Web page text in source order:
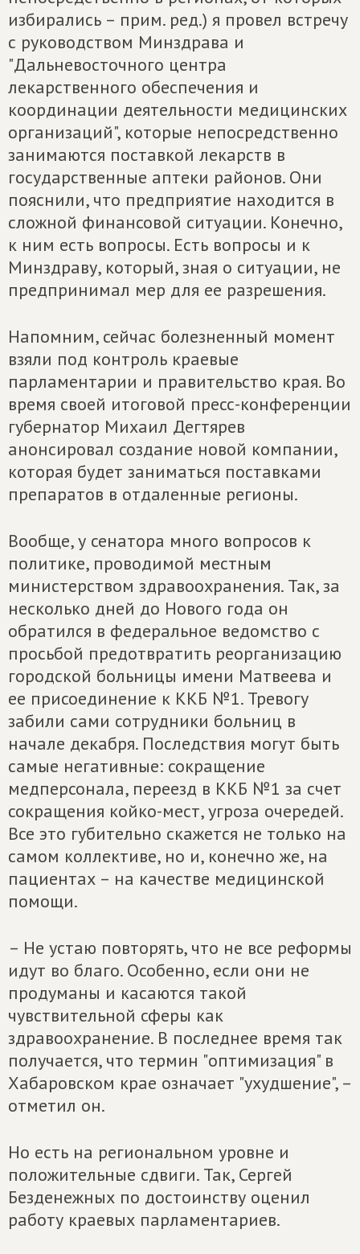
избирались – прим. ред.) я провел встречу
с руководством Минздрава и
"Дальневосточного центра
лекарственного обеспечения и
координации деятельности медицинских
организаций", которые непосредственно
занимаются поставкой лекарств в
государственные аптеки районов. Они
пояснили, что предприятие находится в
сложной финансовой ситуации. Конечно,
к ним есть вопросы. Есть вопросы и к
Минздраву, который, зная о ситуации, не
предпринимал мер для ее разрешения.
Напомним, сейчас болезненный момент
взяли под контроль краевые
парламентарии и правительство края. Во
время своей итоговой пресс-конференции
губернатор Михаил Дегтярев
анонсировал создание новой компании,
которая будет заниматься поставками
препаратов в отдаленные регионы.
Вообще, у сенатора много вопросов к
политике, проводимой местным
министерством здравоохранения. Так, за
несколько дней до Нового года он
обратился в федеральное ведомство с
просьбой предотвратить реорганизацию
городской больницы имени Матвеева и
ее присоединение к ККБ №1. Тревогу
забили сами сотрудники больниц в
начале декабря. Последствия могут быть
самые негативные: сокращение
медперсонала, переезд в ККБ №1 за счет
сокращения койко-мест, угроза очередей.
Все это губительно скажется не только на
самом коллективе, но и, конечно же, на
пациентах – на качестве медицинской
помощи.
– Не устаю повторять, что не все реформы
идут во благо. Особенно, если они не
продуманы и касаются такой
чувствительной сферы как
здравоохранение. В последнее время так
получается, что термин "оптимизация" в
Хабаровском крае означает "ухудшение", –
отметил он.
Но есть на региональном уровне и
положительные сдвиги. Так, Сергей
Безденежных по достоинству оценил
работу краевых парламентариев.